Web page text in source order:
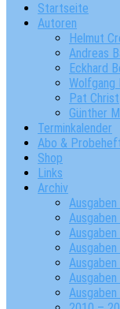
Startseite
Autoren
Helmut
Andreas
Eckhard
Wolfgang
Pat Christ
Günther
Terminkalender
Abo &
Shop
Links
Archiv
Ausgaben